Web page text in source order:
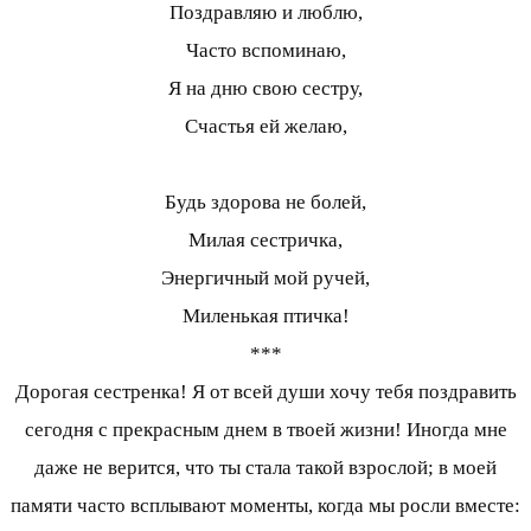
Поздравляю и люблю,
Часто вспоминаю,
Я на дню свою сестру,
Счастья ей желаю,
Будь здорова не болей,
Милая сестричка,
Энергичный мой ручей,
Миленькая птичка!
***
Дорогая сестренка! Я от всей души хочу тебя поздравить
сегодня с прекрасным днем в твоей жизни! Иногда мне
даже не верится, что ты стала такой взрослой; в моей
памяти часто всплывают моменты, когда мы росли вместе: